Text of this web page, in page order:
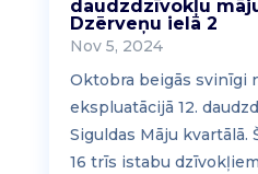
daudzdzīvokļu
Dzērveņu ielā 2
Nov 5, 2024
Oktobra beigās svinīgi
ekspluatācijā 12.
Siguldas Māju kvartālā.
16 trīs istabu